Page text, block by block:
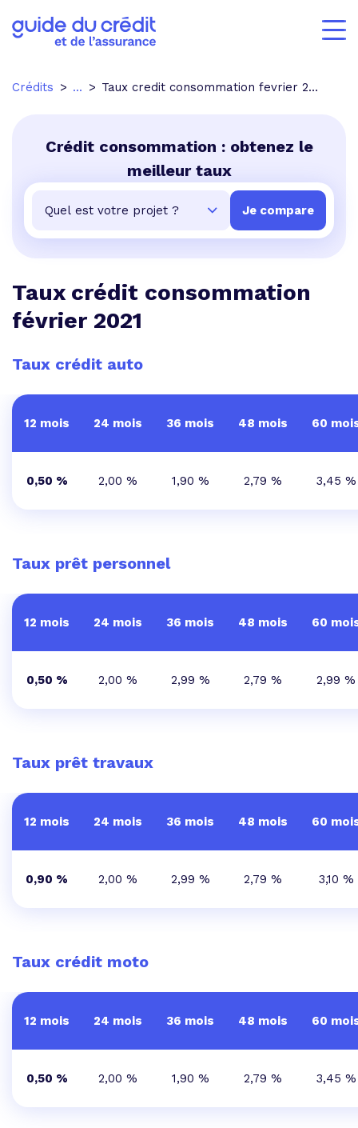
Crédits ... Taux credit consommation fevrier 2021
Crédit consommation : obtenez le
meilleur taux
Taux crédit consommation
février 2021
Taux crédit auto
12 mois 24 mois 36 mois 48 mois 60
0,50 % 2,00 % 1,90 % 2,79 % 3,45 %
Taux prêt personnel
12 mois 24 mois 36 mois 48 mois 60
0,50 % 2,00 % 2,99 % 2,79 % 2,99 %
Taux prêt travaux
12 mois 24 mois 36 mois 48 mois 60
0,90 % 2,00 % 2,99 % 2,79 % 3,10 %
Taux crédit moto
12 mois 24 mois 36 mois 48 mois 60
0,50 % 2,00 % 1,90 % 2,79 % 3,45 %